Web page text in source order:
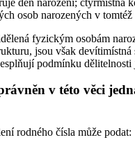
osob narozených v
fyzickým osobám
jsou však devítimístná
podmínku dělitelnosti
v této věci
rodného čísla může podat: